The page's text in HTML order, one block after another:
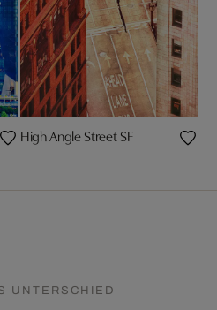
High Angle Street SF
UNTERSCHIED